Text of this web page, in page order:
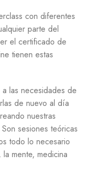
con diferentes
parte del
el certificado de
tienen estas
las necesidades de
de nuevo al día
nuestras
sesiones teóricas
todo lo necesario
mente, medicina